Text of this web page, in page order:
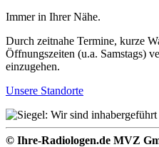
Immer in Ihrer Nähe.
Durch zeitnahe Termine, kurze
Öffnungszeiten (u.a. Samstags)
einzugehen.
Unsere Standorte
© Ihre-Radiologen.de MVZ